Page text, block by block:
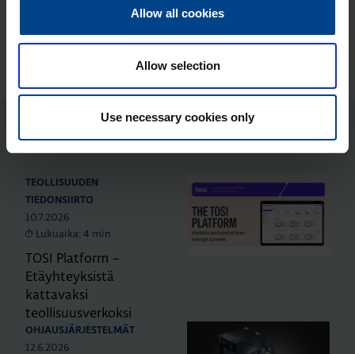
Allow all cookies
Allow selection
Use necessary cookies only
TEOLLISUUDEN TIEDONSIIRTO 8.3.2024
Kriittistä informaatiota Tosibox Lukko 100:sta
Uusimmat artikkelit
TEOLLISUUDEN
TIEDONSIIRTO
10.7.2026
Lukuaika: 4 min
TOSI Platform –
Etäyhteyksistä
kattavaksi
teollisuusverkoksi
OHJAUSJÄRJESTELMÄT
12.6.2026